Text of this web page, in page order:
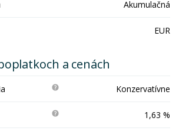
Akumulačná
EUR
a cenách
Konzervatívne
1,63 %